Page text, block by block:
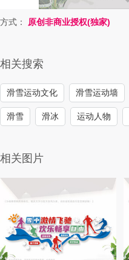
方式： 原创非商业授权(独家)
相关搜索
滑雪运动文化 滑雪运动墙
滑雪 滑冰 运动人物
相关图片